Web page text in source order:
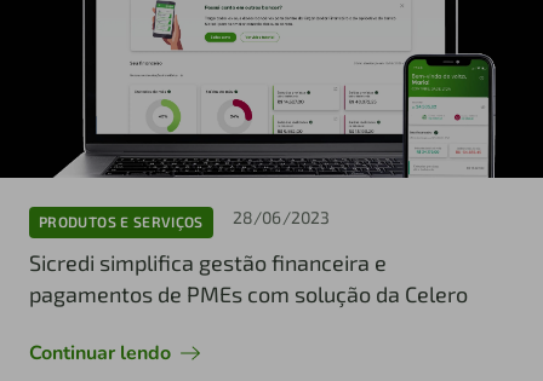
PRODUTOS E SERVIÇOS 28/06/2023
Sicredi simplifica gestão financeira e
pagamentos de PMEs com solução da Celero
Continuar lendo